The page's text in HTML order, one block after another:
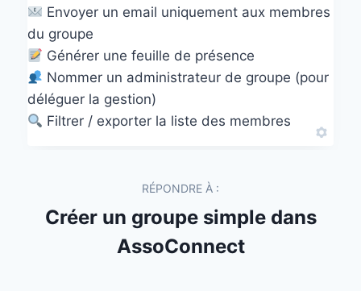
Envoyer un email uniquement aux membres
du groupe
Générer une feuille de présence
Nommer un administrateur de groupe (pour
déléguer la gestion)
Filtrer / exporter la liste des membres
RÉPONDRE À :
Créer un groupe simple dans
AssoConnect